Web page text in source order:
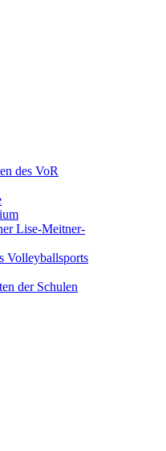
des VoR
Lise-Meitner-
Volleyballsports
der Schulen